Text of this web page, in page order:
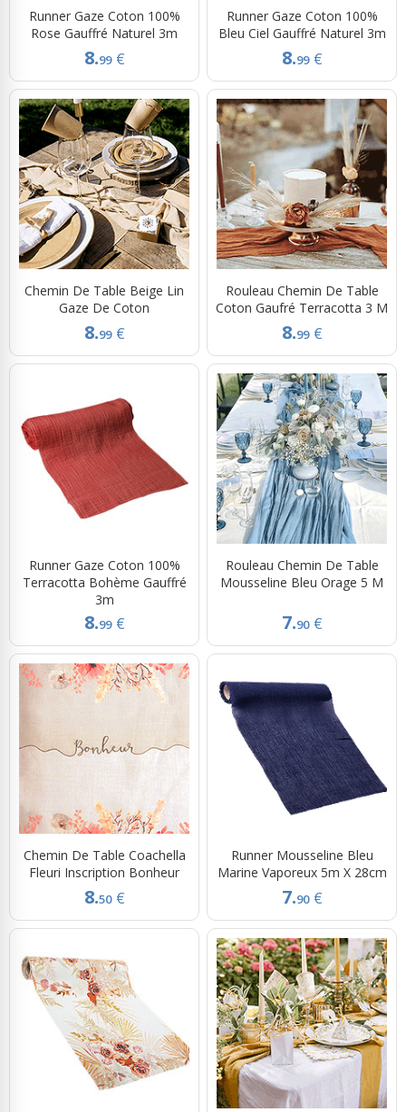
Runner Gaze Coton 100%
Rose Gauffré Naturel 3m
8.99 €
Runner Gaze Coton 100%
Bleu Ciel Gauffré Naturel 3m
8.99 €
Chemin De Table Beige Lin
Gaze De Coton
8.99 €
Rouleau Chemin De Table
Coton Gaufré Terracotta 3 M
8.99 €
Runner Gaze Coton 100%
Terracotta Bohème Gauffré
3m
8.99 €
Rouleau Chemin De Table
Mousseline Bleu Orage 5 M
7.90 €
Chemin De Table Coachella
Fleuri Inscription Bonheur
8.50 €
Runner Mousseline Bleu
Marine Vaporeux 5m X 28cm
7.90 €